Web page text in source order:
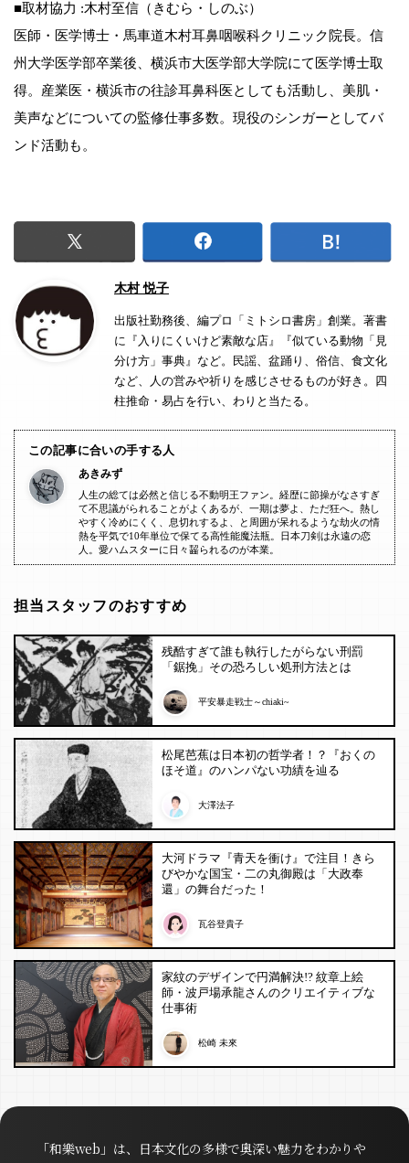
■取材協力 :木村至信（きむら・しのぶ）
医師・医学博士・馬車道木村耳鼻咽喉科クリニック院長。信
州大学医学部卒業後、横浜市大医学部大学院にて医学博士取
得。産業医・横浜市の往診耳鼻科医としても活動し、美肌・
美声などについての監修仕事多数。現役のシンガーとしてバ
ンド活動も。
木村 悦子
出版社勤務後、編プロ「ミトシロ書房」創業。著書
に『入りにくいけど素敵な店』『似ている動物「見
分け方」事典』など。民謡、盆踊り、俗信、食文化
など、人の営みや祈りを感じさせるものが好き。四
柱推命・易占を行い、わりと当たる。
この記事に合いの手する人
あきみず
人生の総ては必然と信じる不動明王ファン。経歴に節操がなさすぎ
て不思議がられることがよくあるが、一期は夢よ、ただ狂へ。熱し
やすく冷めにくく、息切れするよ、と周囲が呆れるような劫火の情
熱を平気で10年単位で保てる高性能魔法瓶。日本刀剣は永遠の恋
人。愛ハムスターに日々齧られるのが本業。
担当スタッフのおすすめ
残酷すぎて誰も執行したがらない刑罰
「鋸挽」その恐ろしい処刑方法とは
平安暴走戦士～chiaki~
松尾芭蕉は日本初の哲学者！？『おくの
ほそ道』のハンパない功績を辿る
大澤法子
大河ドラマ『青天を衝け』で注目！きら
びやかな国宝・二の丸御殿は「大政奉
還」の舞台だった！
瓦谷登貴子
家紋のデザインで円満解決!? 紋章上絵
師・波戸場承龍さんのクリエイティブな
仕事術
松崎 未來
「和樂web」は、日本文化の多様で奥深い魅力をわかりや